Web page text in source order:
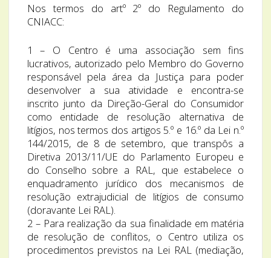
Nos termos do artº 2º do Regulamento do
CNIACC:
1 – O Centro é uma associação sem fins
lucrativos, autorizado pelo Membro do Governo
responsável pela área da Justiça para poder
desenvolver a sua atividade e encontra-se
inscrito junto da Direção-Geral do Consumidor
como entidade de resolução alternativa de
litígios, nos termos dos artigos 5.º e 16.º da Lei n.º
144/2015, de 8 de setembro, que transpôs a
Diretiva 2013/11/UE do Parlamento Europeu e
do Conselho sobre a RAL, que estabelece o
enquadramento jurídico dos mecanismos de
resolução extrajudicial de litígios de consumo
(doravante Lei RAL).
2 – Para realização da sua finalidade em matéria
de resolução de conflitos, o Centro utiliza os
procedimentos previstos na Lei RAL (mediação,